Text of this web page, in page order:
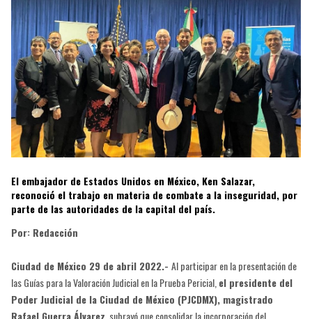
El embajador de Estados Unidos en México, Ken Salazar,
reconoció el trabajo en materia de combate a la inseguridad, por
parte de las autoridades de la capital del país.
Por: Redacción
Ciudad de México 29 de abril 2022.- Al participar en la presentación de
las Guías para la Valoración Judicial en la Prueba Pericial,el presidente del
Poder Judicial de la Ciudad de México (PJCDMX), magistrado